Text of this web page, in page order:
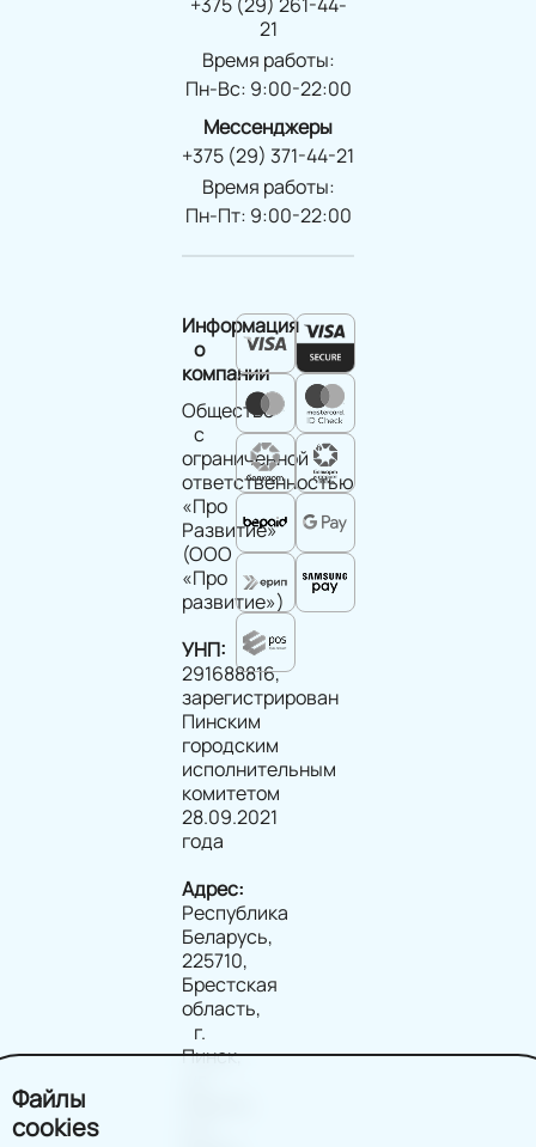
Файлы
cookies
21
Время работы:
Пн-Вс: 9:00-22:00
Мессенджеры
+375 (29) 371-44-21
Время работы:
Пн-Пт: 9:00-22:00
Информация
о
компании
Общество
с
ограниченной
ответственностью
«Про
Развитие»
(ООО
«Про
развитие»)
УНП:
291688816,
зарегистрирован
Пинским
городским
исполнительным
комитетом
28.09.2021
года
Адрес:
Республика
Беларусь,
225710,
Брестская
область,
г.
Пинск,